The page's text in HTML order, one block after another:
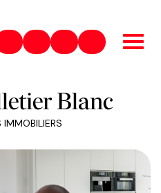
450-831-8484Royal LePage
Blanc
IMMOBILIERS